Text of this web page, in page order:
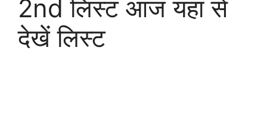
2nd लिस्ट आज यहां से
देखें लिस्ट